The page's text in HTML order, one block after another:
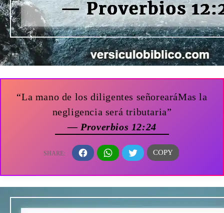
“La mano de los diligentes señorearáMas la
negligencia será tributaria”
— Proverbios 12:24